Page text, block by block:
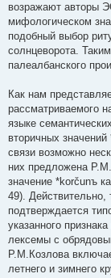
возражают авторы
мифологическом
подобный выбор
солнцеворота.
палеалбанского
Как нам
рассматриваемого
языке
вторичных
связи возможно
них предложена
значение *korčunъ
49). Действительно,
подтверждается
указанного
лексемы с
Р.М.Козлова
летнего и зимнего